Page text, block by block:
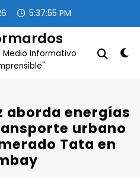
5:37:55 PM
Medio Informativo
aborda energías
urbano
Tata en